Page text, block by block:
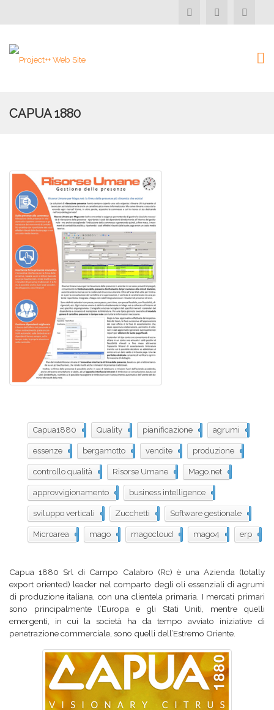
CAPUA 1880
Capua1880 164Quality 163pianificazione 162agrumi
essenze 160bergamotto 159vendite 157produzione
controllo qualità Risorse Umane Mago.net
approvvigionamento business intelligence
sviluppo verticali Zucchetti Software gestionale
Microarea mago magocloud mago4 erp
Capua 1880 Srl di Campo Calabro (Rc) è una Azienda (totally
export oriented) leader nel comparto degli oli essenziali di agrumi
di produzione italiana, con una clientela primaria. I mercati primari
sono principalmente l’Europa e gli Stati Uniti, mentre quelli
emergenti, in cui la società ha da tempo avviato iniziative di
penetrazione commerciale, sono quelli dell’Estremo Oriente.